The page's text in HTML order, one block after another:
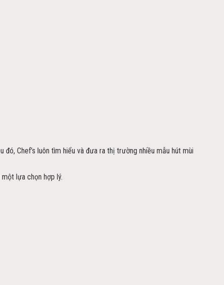
Chef’s luôn tìm hiểu và đưa ra thị trường nhiều mẫu hút mùi
lựa chọn hợp lý.